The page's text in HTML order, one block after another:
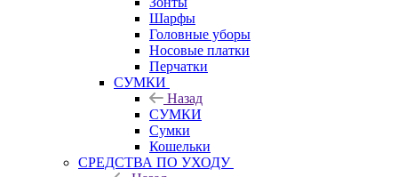
Шарфы
Головные уборы
Носовые платки
Перчатки
СУМКИ
Назад
СУМКИ
Сумки
Кошельки
CРЕДСТВА ПО УХОДУ